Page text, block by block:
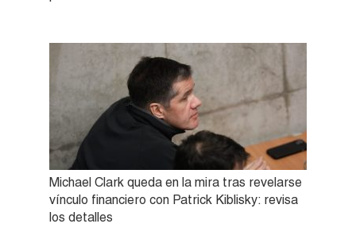
Michael Clark queda en la mira tras revelarse
vínculo financiero con Patrick Kiblisky: revisa
los detalles